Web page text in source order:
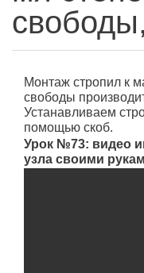
Монтаж стропил к
свободы
Устанавливаем
помощью скоб.
Урок №73: видео
узла своими